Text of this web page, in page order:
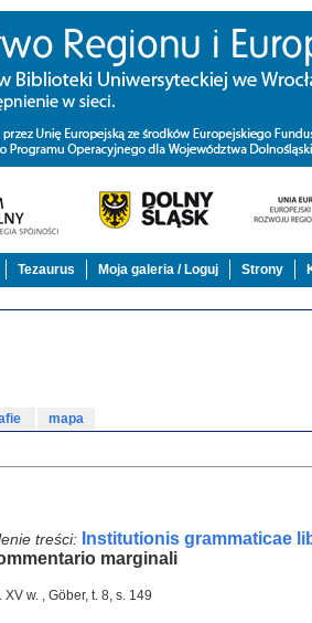
Tezaurus Moja galeria / Loguj Strony
mapa
treści: Institutionis grammaticae
marginali
XV w. , Göber, t. 8, s. 149